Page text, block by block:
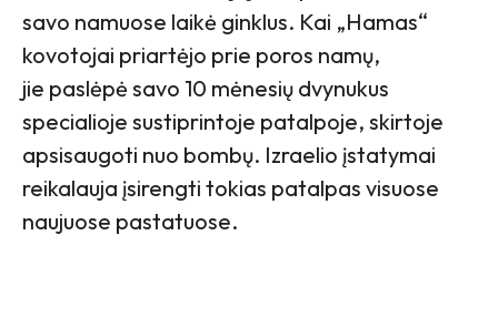
savo namuose laikė ginklus. Kai „Hamas“
kovotojai priartėjo prie poros namų,
jie paslėpė savo 10 mėnesių dvynukus
specialioje sustiprintoje patalpoje, skirtoje
apsisaugoti nuo bombų. Izraelio įstatymai
reikalauja įsirengti tokias patalpas visuose
naujuose pastatuose.